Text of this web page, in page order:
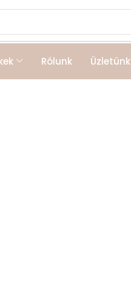
Rólunk Üzletünk